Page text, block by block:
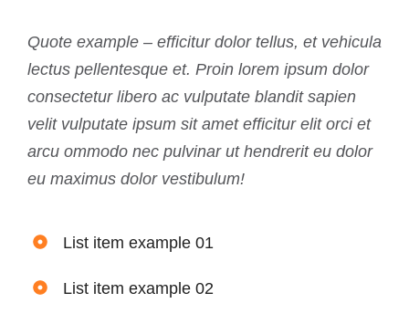
Quote example – efficitur dolor tellus, et vehicula
lectus pellentesque et. Proin lorem ipsum dolor
consectetur libero ac vulputate blandit sapien
velit vulputate ipsum sit amet efficitur elit orci et
arcu ommodo nec pulvinar ut hendrerit eu dolor
eu maximus dolor vestibulum!
List item example 01
List item example 02